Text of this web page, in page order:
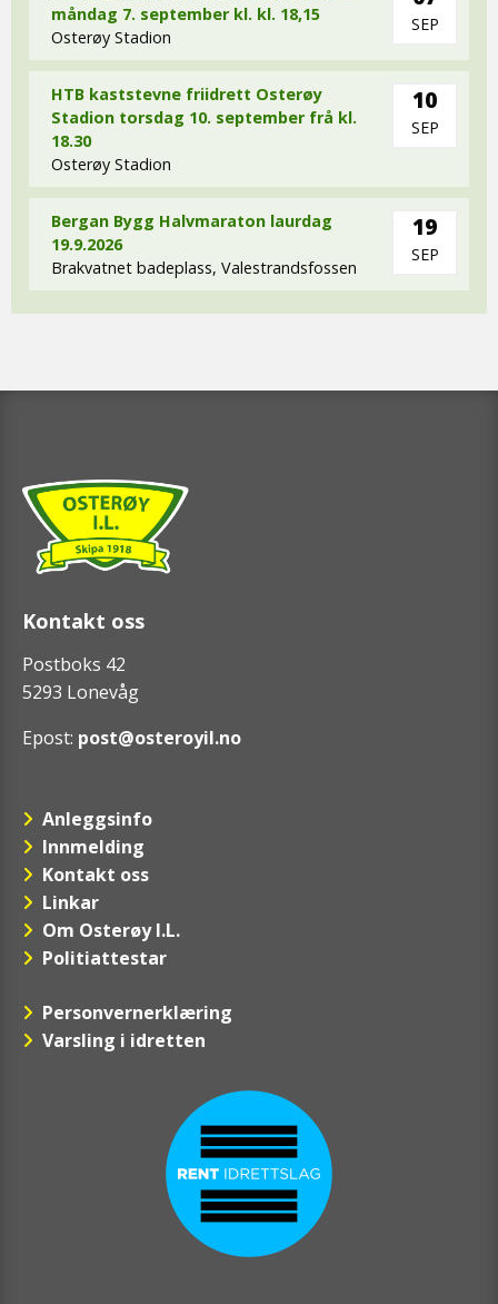
måndag 7. september kl. kl. 18,15
Osterøy Stadion
SEP
HTB kaststevne friidrett Osterøy
Stadion torsdag 10. september frå kl.
18.30
Osterøy Stadion
10
SEP
Bergan Bygg Halvmaraton laurdag
19.9.2026
Brakvatnet badeplass, Valestrandsfossen
19
SEP
Kontakt oss
Postboks 42
5293 Lonevåg
Epost: post@osteroyil.no
Anleggsinfo
Innmelding
Kontakt oss
Linkar
Om Osterøy I.L.
Politiattestar
Personvernerklæring
Varsling i idretten